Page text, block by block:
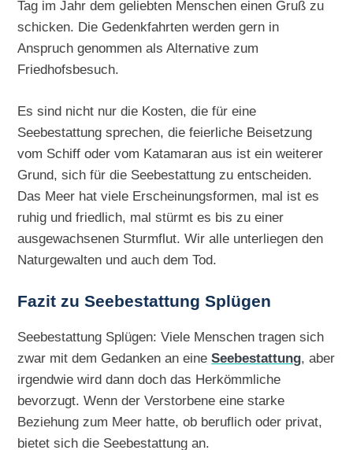
Tag im Jahr dem geliebten Menschen einen Gruß zu
schicken. Die Gedenkfahrten werden gern in
Anspruch genommen als Alternative zum
Friedhofsbesuch.
Es sind nicht nur die Kosten, die für eine
Seebestattung sprechen, die feierliche Beisetzung
vom Schiff oder vom Katamaran aus ist ein weiterer
Grund, sich für die Seebestattung zu entscheiden.
Das Meer hat viele Erscheinungsformen, mal ist es
ruhig und friedlich, mal stürmt es bis zu einer
ausgewachsenen Sturmflut. Wir alle unterliegen den
Naturgewalten und auch dem Tod.
Fazit zu Seebestattung Splügen
Seebestattung Splügen: Viele Menschen tragen sich
zwar mit dem Gedanken an eineSeebestattung, aber
irgendwie wird dann doch das Herkömmliche
bevorzugt. Wenn der Verstorbene eine starke
Beziehung zum Meer hatte, ob beruflich oder privat,
bietet sich die Seebestattung an.